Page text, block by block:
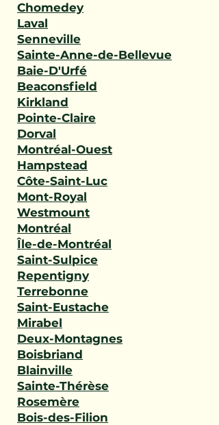
Chomedey
Laval
Senneville
Sainte-Anne-de-Bellevue
Baie-D'Urfé
Beaconsfield
Kirkland
Pointe-Claire
Dorval
Montréal-Ouest
Hampstead
Côte-Saint-Luc
Mont-Royal
Westmount
Montréal
Île-de-Montréal
Saint-Sulpice
Repentigny
Terrebonne
Saint-Eustache
Mirabel
Deux-Montagnes
Boisbriand
Blainville
Sainte-Thérèse
Rosemère
Bois-des-Filion